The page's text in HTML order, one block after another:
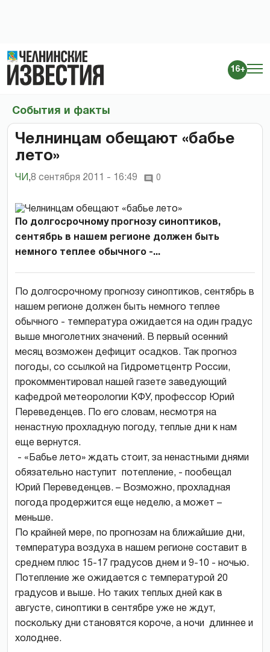
16+
События и факты
Челнинцам обещают «бабье
лето»
ЧИ ,8 сентября 2011 - 16:49 0
По долгосрочному прогнозу синоптиков,
сентябрь в нашем регионе должен быть
немного теплее обычного -...
По долгосрочному прогнозу синоптиков, сентябрь в
нашем регионе должен быть немного теплее
обычного - температура ожидается на один градус
выше многолетних значений. В первый осенний
месяц возможен дефицит осадков. Так прогноз
погоды, со ссылкой на Гидрометцентр России,
прокомментировал нашей газете заведующий
кафедрой метеорологии КФУ, профессор Юрий
Переведенцев. По его словам, несмотря на
ненастную прохладную погоду, теплые дни к нам
еще вернутся.
- «Бабье лето» ждать стоит, за ненастными днями
обязательно наступит потепление, - пообещал
Юрий Переведенцев. – Возможно, прохладная
погода продержится еще неделю, а может –
меньше.
По крайней мере, по прогнозам на ближайшие дни,
температура воздуха в нашем регионе составит в
среднем плюс 15-17 градусов днем и 9-10 - ночью.
Потепление же ожидается с температурой 20
градусов и выше. Но таких теплых дней как в
августе, синоптики в сентябре уже не ждут,
поскольку дни становятся короче, а ночи длиннее и
холоднее.